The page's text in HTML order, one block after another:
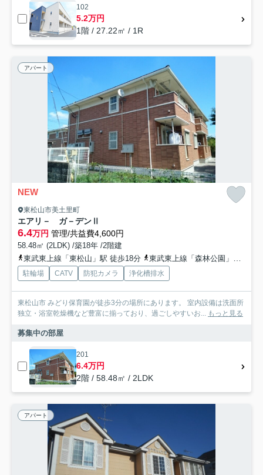
102
5.2万円
1階 / 27.22㎡ / 1R
アパート
NEW
東松山市美土里町
エアリ－ ガ－デンⅡ
6.4万円 管理/共益費4,600円
58.48㎡ (2LDK) /築18年 /2階建
東武東上線「東松山」駅 徒歩18分
東武東上線「森林公園」駅 徒歩25分
駐輪場 CATV 防犯カメラ 浄化槽排水
東松山市 みどり保育園が徒歩3分の場所にあります。 室内設備は洗面所
独立・浴室乾燥機など豊富に揃っており、過ごしやすいお...
もっと見る
募集中の部屋
201
6.4万円
2階 / 58.48㎡ / 2LDK
アパート